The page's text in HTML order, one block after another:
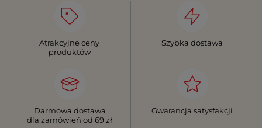
Atrakcyjne ceny
produktów
Szybka dostawa
Darmowa dostawa
dla zamówień od 69 zł
Gwarancja satysfakcji